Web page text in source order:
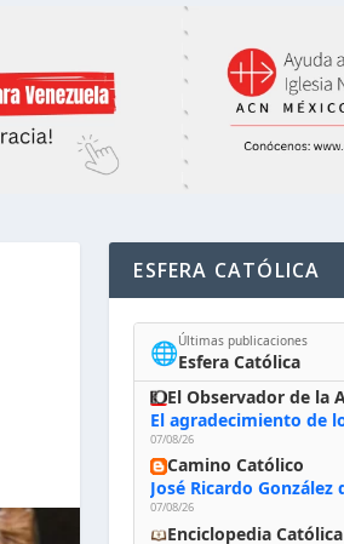
ESFERA CATÓLICA
🌐Últimas publicaciones
Esfera Católica
07/08/26
Camino Católico
07/08/26
Enciclopedia Católica